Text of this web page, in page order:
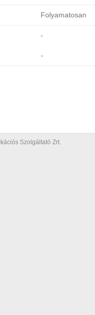
Folyamatosan
-
-
Szolgáltató Zrt.